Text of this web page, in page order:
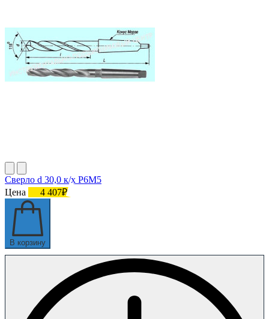
Сверло d 30,0 к/х Р6М5
Цена
4 407₽
В корзину